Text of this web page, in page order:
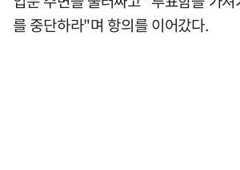
를 중단하라"며 항의를 이어갔다.